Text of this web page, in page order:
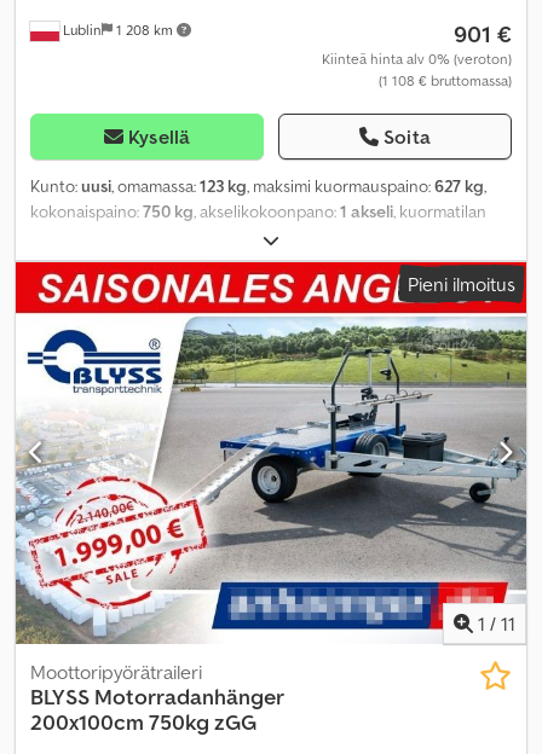
Lublin 1 208 km 901 €
Kiinteä hinta alv 0% (veroton)
(1 108 € bruttomassa)
Kysellä Soita
Kunto:uusi, omamassa:123 kg, maksimi kuormauspaino:627 kg,
kokonaispaino:750 kg , akselikokoonpano:1 akseli , kuormatilan
, lastitilan leveys:1 256 mm
777 mm, kuormatilan tilavuus:1,4 m³, renkaan koko:13, akseliväli:
155 mm , väri:harmaa, Valmistusvuosi: 2024, Varusteet:
perävaunukytkin,
Pieni ilmoitus
1 / 11
Moottoripyörätraileri
BLYSS Motorradanhänger
200x100cm 750kg zGG